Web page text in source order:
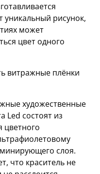
уникальный рисунок,
может
цвет одного
витражные плёнки
художественные
Led состоят из
цветного
слоя.
что краситель не